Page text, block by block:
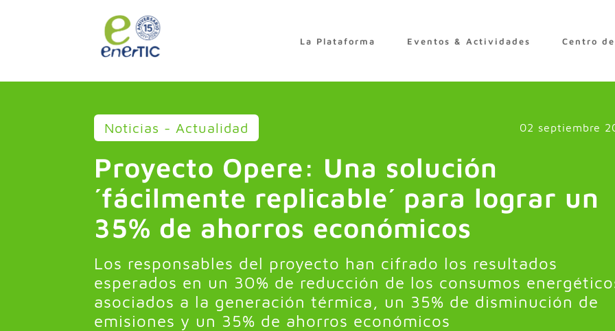
La Plataforma Eventos & Actividades Centro
Noticias - Actualidad 02 septiembre
Proyecto Opere: Una solución
´fácilmente replicable´ para lograr un
35% de ahorros económicos
Los responsables del proyecto han cifrado los resultados
esperados en un 30% de reducción de los consumos
asociados a la generación térmica, un 35% de disminución de
emisiones y un 35% de ahorros económicos